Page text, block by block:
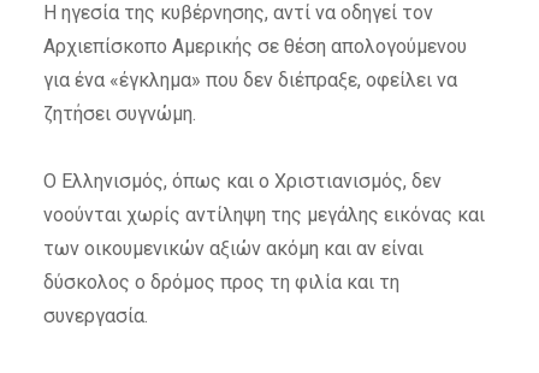
Η ηγεσία της κυβέρνησης, αντί να οδηγεί τον
Αρχιεπίσκοπο Αμερικής σε θέση απολογούμενου
για ένα «έγκλημα» που δεν διέπραξε, οφείλει να
ζητήσει συγνώμη.
Ο Ελληνισμός, όπως και ο Χριστιανισμός, δεν
νοούνται χωρίς αντίληψη της μεγάλης εικόνας και
των οικουμενικών αξιών ακόμη και αν είναι
δύσκολος ο δρόμος προς τη φιλία και τη
συνεργασία.